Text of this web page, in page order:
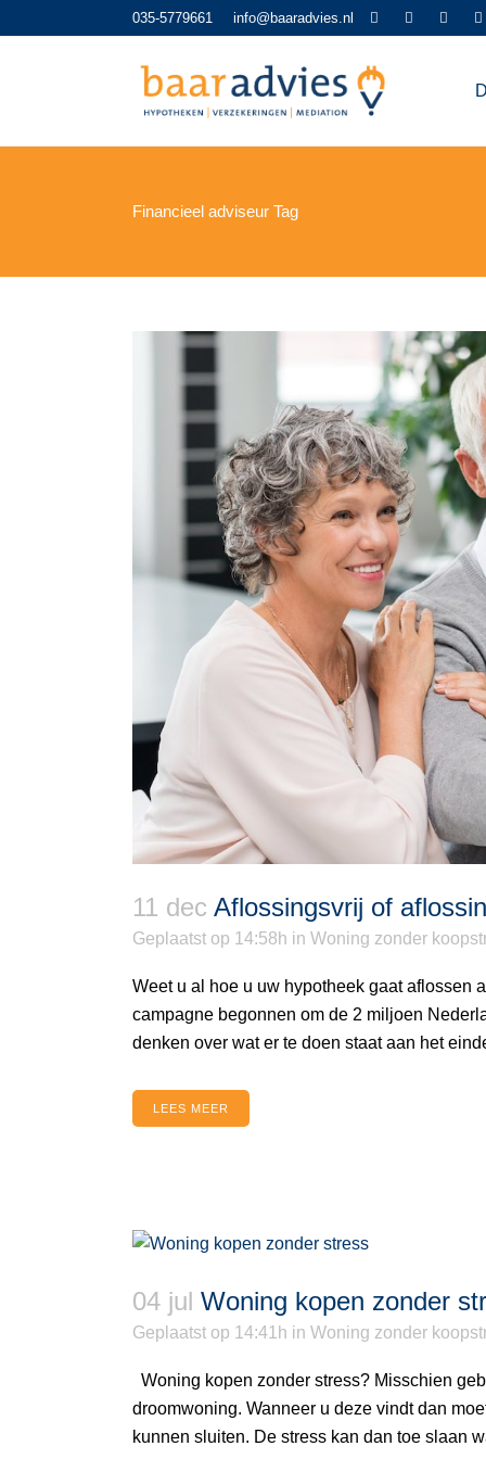
035-5779661 info@baaradvies.nl
Financieel adviseur Tag
11 dec Aflossingsvrij of
Geplaatst op 14:58h in Woning zonder
Weet u al hoe u uw hypotheek gaat aflossen
campagne begonnen om de 2 miljoen
denken over wat er te doen staat aan het
LEES MEER
04 jul Woning kopen zonder
Geplaatst op 14:41h in Woning zonder
Woning kopen zonder stress? Misschien
droomwoning. Wanneer u deze vindt dan
kunnen sluiten. De stress kan dan toe slaan